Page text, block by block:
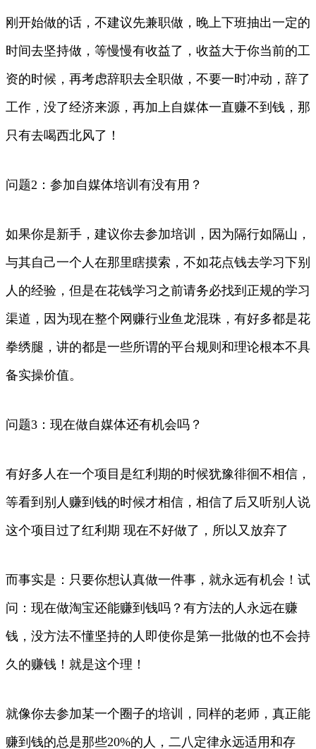
刚开始做的话，不建议先兼职做，晚上下班抽出一定的
时间去坚持做，等慢慢有收益了，收益大于你当前的工
资的时候，再考虑辞职去全职做，不要一时冲动，辞了
工作，没了经济来源，再加上自媒体一直赚不到钱，那
只有去喝西北风了！
问题2：参加自媒体培训有没有用？
如果你是新手，建议你去参加培训，因为隔行如隔山，
与其自己一个人在那里瞎摸索，不如花点钱去学习下别
人的经验，但是在花钱学习之前请务必找到正规的学习
渠道，因为现在整个网赚行业鱼龙混珠，有好多都是花
拳绣腿，讲的都是一些所谓的平台规则和理论根本不具
备实操价值。
问题3：现在做自媒体还有机会吗？
有好多人在一个项目是红利期的时候犹豫徘徊不相信，
等看到别人赚到钱的时候才相信，相信了后又听别人说
这个项目过了红利期 现在不好做了，所以又放弃了
而事实是：只要你想认真做一件事，就永远有机会！试
问：现在做淘宝还能赚到钱吗？有方法的人永远在赚
钱，没方法不懂坚持的人即使你是第一批做的也不会持
久的赚钱！就是这个理！
就像你去参加某一个圈子的培训，同样的老师，真正能
赚到钱的总是那些20%的人，二八定律永远适用和存